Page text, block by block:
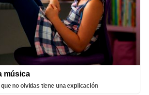
música
no olvidas tiene una explicación